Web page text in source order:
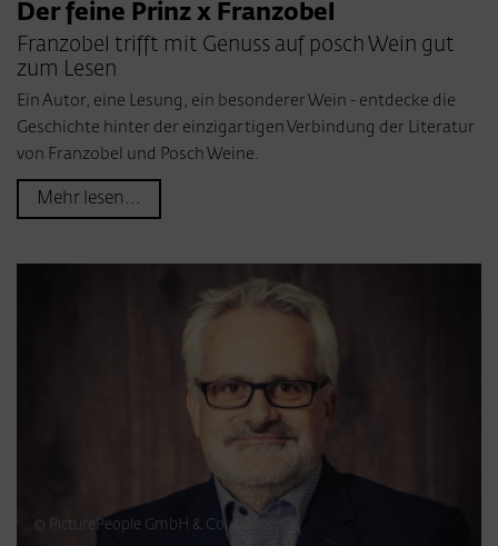
Der feine Prinz x Franzobel
Franzobel trifft mit Genuss auf posch Wein gut
zum Lesen
Ein Autor, eine Lesung, ein besonderer Wein - entdecke die
Geschichte hinter der einzigartigen Verbindung der Literatur
von Franzobel und Posch Weine.
Mehr lesen...
© PicturePeople GmbH & Co. KG